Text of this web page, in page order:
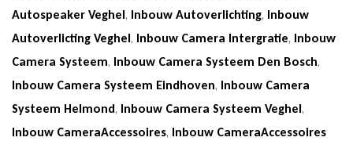
Autospeaker Veghel, Inbouw Autoverlichting, Inbouw
Autoverlicting Veghel, Inbouw Camera Intergratie, Inbouw
Camera Systeem, Inbouw Camera Systeem Den Bosch,
Inbouw Camera Systeem Eindhoven, Inbouw Camera
Systeem Helmond, Inbouw Camera Systeem Veghel,
Inbouw CameraAccessoires, Inbouw CameraAccessoires